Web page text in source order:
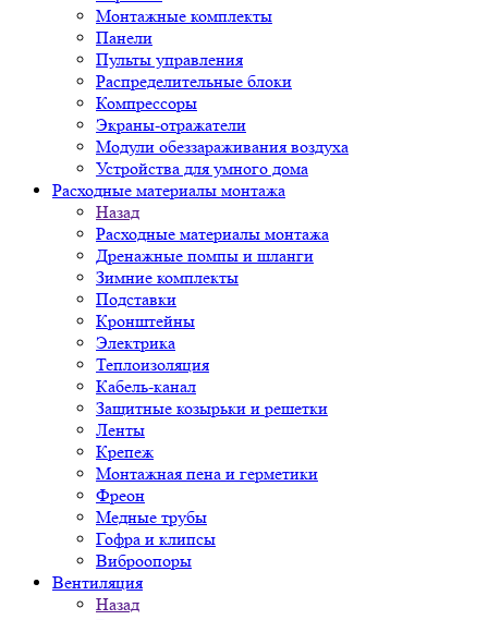
Монтажные комплекты
Панели
Пульты управления
Распределительные блоки
Компрессоры
Экраны-отражатели
Модули обеззараживания воздуха
Устройства для умного дома
Расходные материалы монтажа
Назад
Расходные материалы монтажа
Дренажные помпы и шланги
Зимние комплекты
Подставки
Кронштейны
Электрика
Теплоизоляция
Кабель-канал
Защитные козырьки и решетки
Ленты
Крепеж
Монтажная пена и герметики
Фреон
Медные трубы
Гофра и клипсы
Виброопоры
Вентиляция
Назад